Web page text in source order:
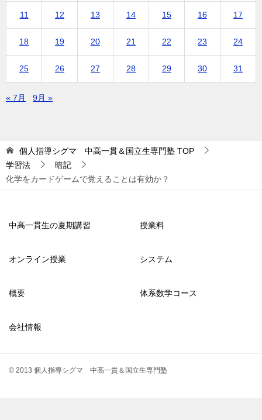
11 12 13 14 15 16 17
18 19 20 21 22 23 24
25 26 27 28 29 30 31
« 7月 9月 »
個人指導シグマ 中高一貫＆国立生専門塾 TOP
学習法
暗記
化学をカードゲームで覚えることは有効か？
中高一貫生の夏期講習 授業料
オンライン授業 システム
概要 体系数学コース
会社情報
© 2013 個人指導シグマ 中高一貫＆国立生専門塾